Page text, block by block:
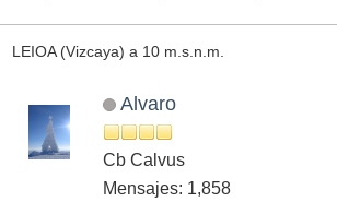
LEIOA (Vizcaya) a 10
Alvaro
Cb Calvus
Mensajes: 1,858